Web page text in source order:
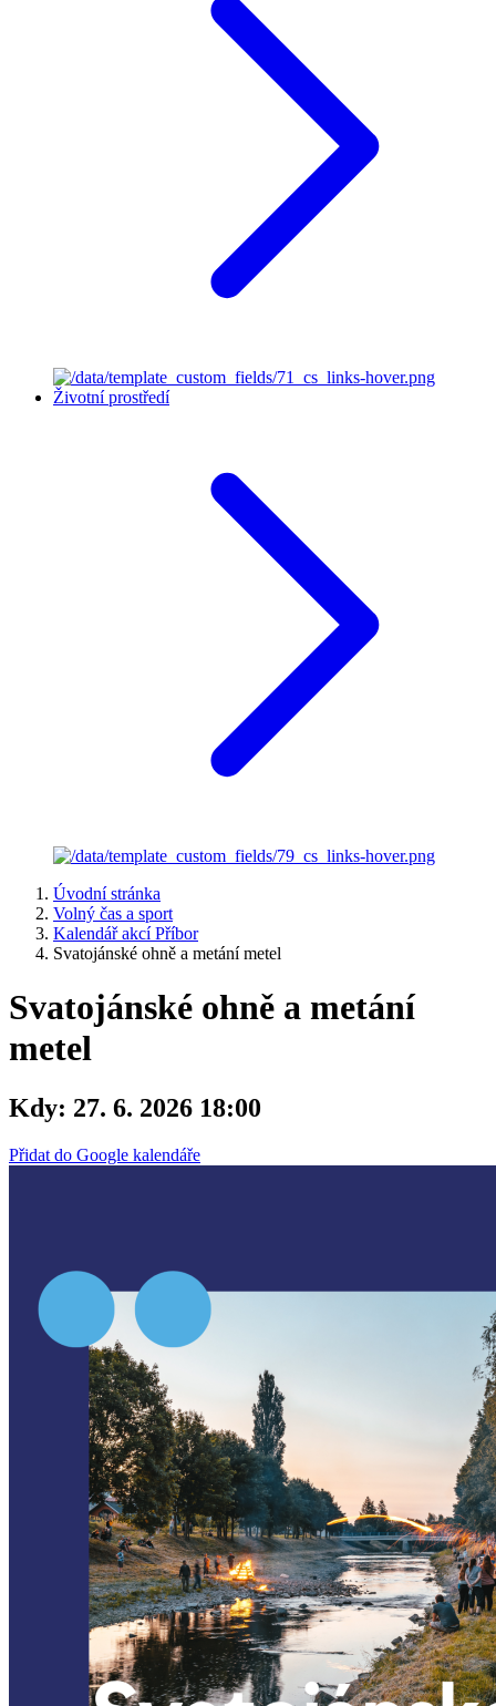
Životní prostředí
Úvodní stránka
Volný čas a sport
Kalendář akcí Příbor
Svatojánské ohně a metání metel
Svatojánské ohně a metání
metel
Kdy: 27. 6. 2026 18:00
Přidat do Google kalendáře